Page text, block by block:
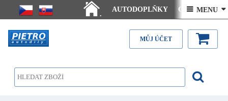
.
AUTODOPLŇKY Ceny doručení
Články - návody Kontakt
 MENU 
MŮJ ÚČET